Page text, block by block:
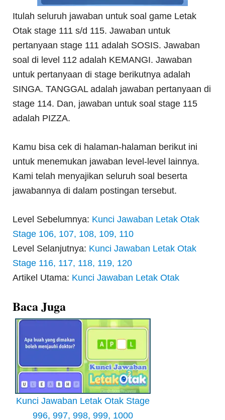
Itulah seluruh jawaban untuk soal game Letak
Otak stage 111 s/d 115. Jawaban untuk
pertanyaan stage 111 adalah SOSIS. Jawaban
soal di level 112 adalah KEMANGI. Jawaban
untuk pertanyaan di stage berikutnya adalah
SINGA. TANGGAL adalah jawaban pertanyaan di
stage 114. Dan, jawaban untuk soal stage 115
adalah PIZZA.
Kamu bisa cek di halaman-halaman berikut ini
untuk menemukan jawaban level-level lainnya.
Kami telah menyajikan seluruh soal beserta
jawabannya di dalam postingan tersebut.
Level Sebelumnya: Kunci Jawaban Letak Otak
Stage 106, 107, 108, 109, 110
Level Selanjutnya: Kunci Jawaban Letak Otak
Stage 116, 117, 118, 119, 120
Artikel Utama: Kunci Jawaban Letak Otak
Baca Juga
Kunci Jawaban Letak Otak Stage
996, 997, 998, 999, 1000